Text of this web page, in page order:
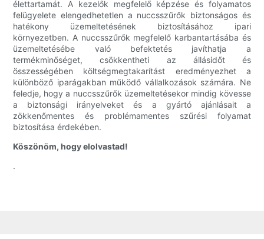
élettartamát. A kezelők megfelelő képzése és folyamatos
felügyelete elengedhetetlen a nuccsszűrők biztonságos és
hatékony üzemeltetésének biztosításához ipari
környezetben. A nuccsszűrők megfelelő karbantartásába és
üzemeltetésébe való befektetés javíthatja a
termékminőséget, csökkentheti az állásidőt és
összességében költségmegtakarítást eredményezhet a
különböző iparágakban működő vállalkozások számára. Ne
feledje, hogy a nuccsszűrők üzemeltetésekor mindig kövesse
a biztonsági irányelveket és a gyártó ajánlásait a
zökkenőmentes és problémamentes szűrési folyamat
biztosítása érdekében.
Köszönöm, hogy elolvastad!
.